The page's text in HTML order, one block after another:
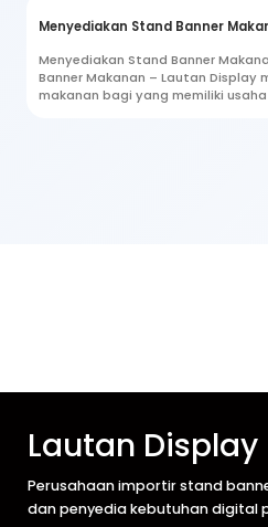
Menyediakan Stand Banner
Menyediakan Stand Banner
Banner Makanan – Lautan Display
makanan bagi yang memiliki
Lautan Display
Perusahaan importir stand
dan penyedia kebutuhan digital